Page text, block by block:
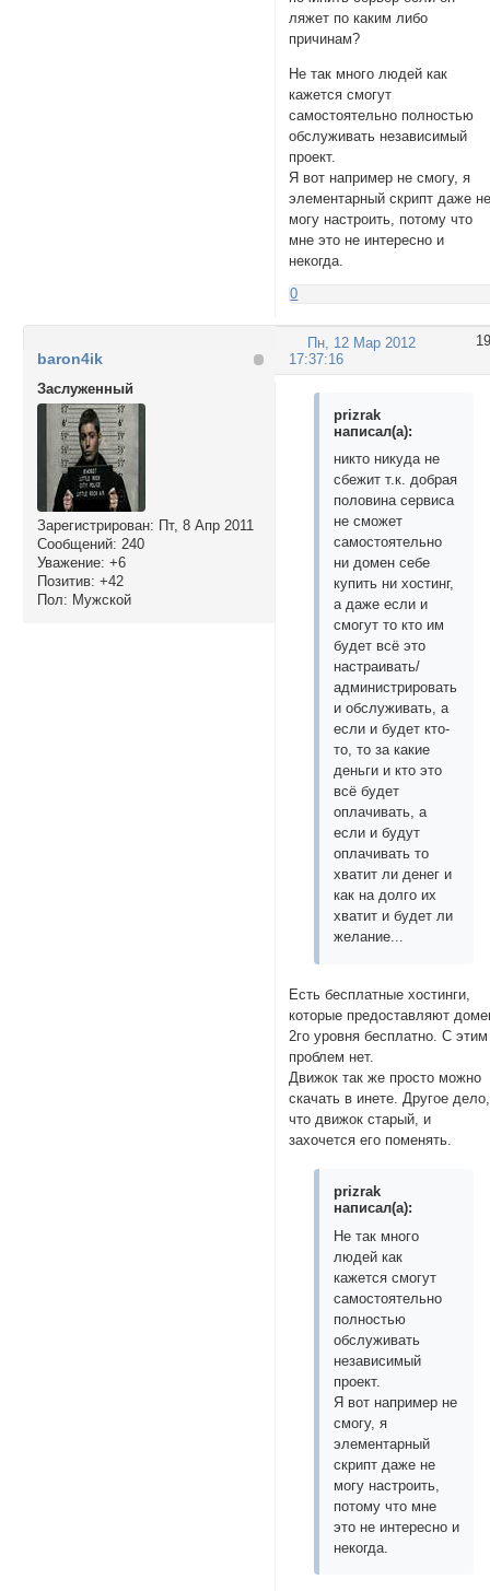
ляжет по каким либо
причинам?
Не так много людей как
кажется смогут
самостоятельно полностью
обслуживать независимый
проект.
Я вот например не смогу, я
элементарный скрипт даже
могу настроить, потому что
мне это не интересно и
некогда.
0
19
Пн, 12 Мар 2012
17:37:16
baron4ik
Заслуженный
Зарегистрирован: Пт, 8 Апр 2011
Сообщений: 240
Уважение: +6
Позитив: +42
Пол: Мужской
prizrak
написал(а):
никто никуда не
сбежит т.к. добрая
половина сервиса
не сможет
самостоятельно
ни домен себе
купить ни хостинг,
а даже если и
смогут то кто им
будет всё это
настраивать/
администрировать
и обслуживать, а
если и будет кто-
то, то за какие
деньги и кто это
всё будет
оплачивать, а
если и будут
оплачивать то
хватит ли денег и
как на долго их
хватит и будет ли
желание...
Есть бесплатные хостинги,
которые предоставляют
2го уровня бесплатно. С этим
проблем нет.
Движок так же просто можно
скачать в инете. Другое дело,
что движок старый, и
захочется его поменять.
prizrak
написал(а):
Не так много
людей как
кажется смогут
самостоятельно
полностью
обслуживать
независимый
проект.
Я вот например не
смогу, я
элементарный
скрипт даже не
могу настроить,
потому что мне
это не интересно и
некогда.